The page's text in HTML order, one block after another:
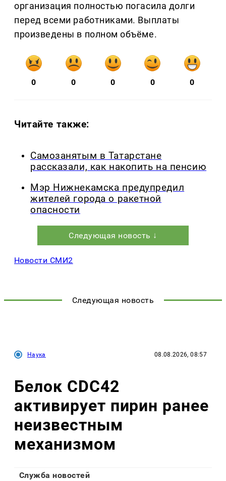
организация полностью погасила долги
перед всеми работниками. Выплаты
произведены в полном объёме.
0 0 0 0 0
Читайте также:
Самозанятым в Татарстане
рассказали, как накопить на пенсию
Мэр Нижнекамска предупредил
жителей города о ракетной
опасности
Следующая новость ↓
Новости СМИ2
Следующая новость
Наука 08.08.2026, 08:57
Белок CDC42
активирует пирин ранее
неизвестным
механизмом
Служба новостей